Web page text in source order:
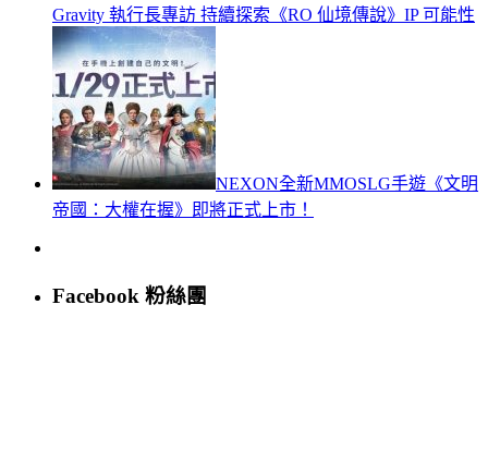
Gravity 執行長專訪 持續探索《RO 仙境傳說》IP 可能性
NEXON全新MMOSLG手遊《文明
帝國：大權在握》即將正式上市！
Facebook 粉絲團